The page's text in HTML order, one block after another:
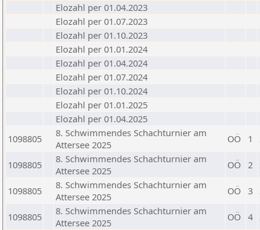
Elozahl per 01.04.2023
Elozahl per 01.07.2023
Elozahl per 01.10.2023
Elozahl per 01.01.2024
Elozahl per 01.04.2024
Elozahl per 01.07.2024
Elozahl per 01.10.2024
Elozahl per 01.01.2025
Elozahl per 01.04.2025
1098805
8. Schwimmendes Schachturnier am
Attersee 2025
OÖ 1
1098805
8. Schwimmendes Schachturnier am
Attersee 2025
OÖ 2
1098805
8. Schwimmendes Schachturnier am
Attersee 2025
OÖ 3
1098805
8. Schwimmendes Schachturnier am
Attersee 2025
OÖ 4